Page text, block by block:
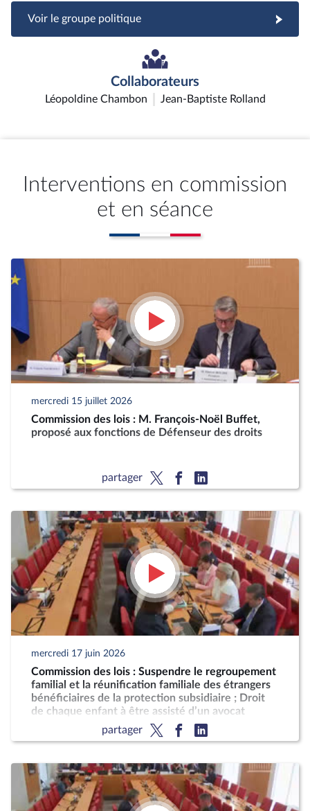
Voir le groupe politique
Collaborateurs
Léopoldine Chambon Jean-Baptiste Rolland
Interventions en commission
et en séance
mercredi 15 juillet 2026
Commission des lois : M. François-Noël Buffet,
proposé aux fonctions de Défenseur des droits
partager
mercredi 17 juin 2026
Commission des lois : Suspendre le regroupement
familial et la réunification familiale des étrangers
bénéficiaires de la protection subsidiaire ; Droit
de chaque enfant à être assisté d’un avocat
partager